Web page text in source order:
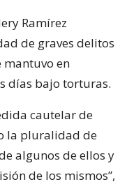
Ramírez
de graves delitos
en
días bajo torturas.
cautelar de
la pluralidad de
algunos de ellos y
de los mismos”,